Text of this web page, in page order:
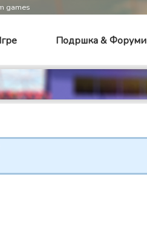
games
Подршка & Форуми